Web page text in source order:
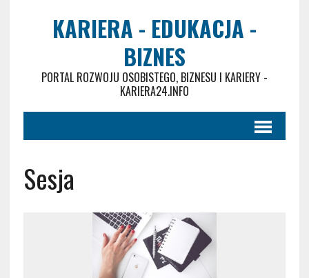
KARIERA - EDUKACJA -
BIZNES
PORTAL ROZWOJU OSOBISTEGO, BIZNESU I KARIERY -
KARIERA24.INFO
Sesja